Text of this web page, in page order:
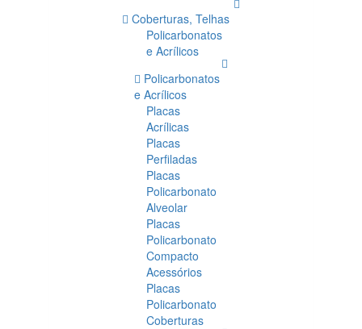
Coberturas, Telhas
Policarbonatos
e Acrílicos
Policarbonatos
e Acrílicos
Placas
Acrílicas
Placas
Perfiladas
Placas
Policarbonato
Alveolar
Placas
Policarbonato
Compacto
Acessórios
Placas
Policarbonato
Coberturas